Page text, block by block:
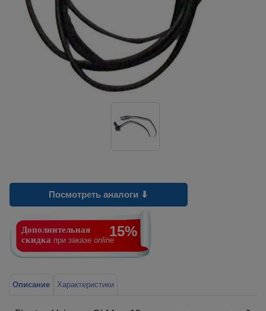
Посмотреть аналоги ⬇
Дополнительная
скидка при заказе online
15%
Описание Характеристики